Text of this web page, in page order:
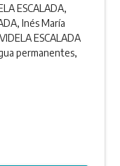
ESCALADA,
Inés María
ESCALADA
permanentes,